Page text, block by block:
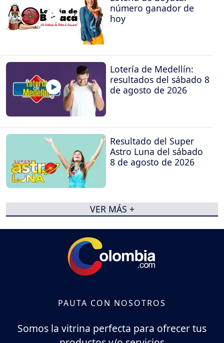
número ganador de
hoy
Lotería de Medellín:
resultados del sábado 8
de agosto de 2026
Resultado del Super
Astro Luna del sábado
8 de agosto de 2026
VER MÁS +
PAUTA CON NOSOTROS
Somos la vitrina perfecta para ofrecer tus